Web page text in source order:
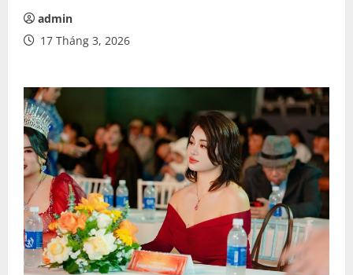
admin
17 Tháng 3, 2026